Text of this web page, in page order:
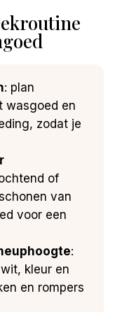
: plan
wasgoed en
zodat je
of
van
voor een
:
kleur en
en rompers